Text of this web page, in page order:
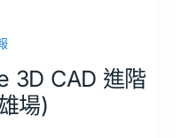
3D CAD 進階
場)